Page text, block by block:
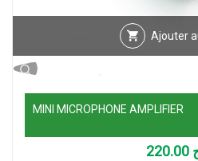
Ajouter
MINI MICROPHONE AMPLIFIER